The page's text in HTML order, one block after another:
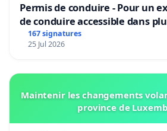
Permis de conduire - Pour un
de conduire accessible dans
Bruxelles
167 signatures
25 Jul 2026
Maintenir les changements
province de